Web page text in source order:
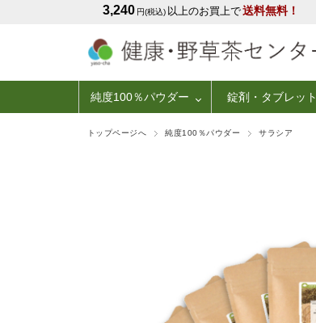
3,240 円(税込) 以上のお買上で送料無料！
純度100％パウダー 錠剤・タブレット
トップページへ 純度100％パウダー サラシア